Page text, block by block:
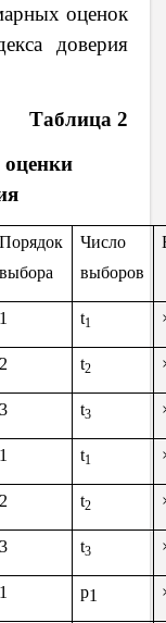
оценок
доверия
Таблица 2
Порядок
выбора
Число
выборов
1 t1
2 t2
3 t3
1 t1
2 t2
3 t3
1 p1